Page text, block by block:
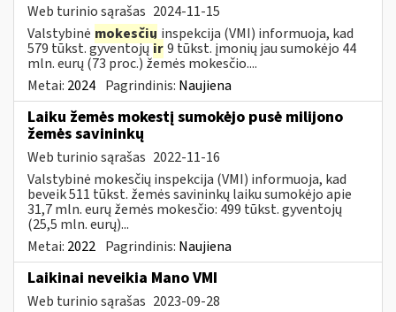
Web turinio sąrašas 2024-11-15
Valstybinė mokesčių inspekcija (VMI) informuoja, kad
579 tūkst. gyventojųir9 tūkst. įmonių jau sumokėjo 44
mln. eurų (73 proc.) žemės mokesčio....
Metai: 2024 Pagrindinis: Naujiena
Laiku žemės mokestį sumokėjo pusė milijono
žemės savininkų
Web turinio sąrašas 2022-11-16
Valstybinė mokesčių inspekcija (VMI) informuoja, kad
beveik 511 tūkst. žemės savininkų laiku sumokėjo apie
31,7 mln. eurų žemės mokesčio: 499 tūkst. gyventojų
(25,5 mln. eurų)...
Metai: 2022 Pagrindinis: Naujiena
Laikinai neveikia Mano VMI
Web turinio sąrašas 2023-09-28